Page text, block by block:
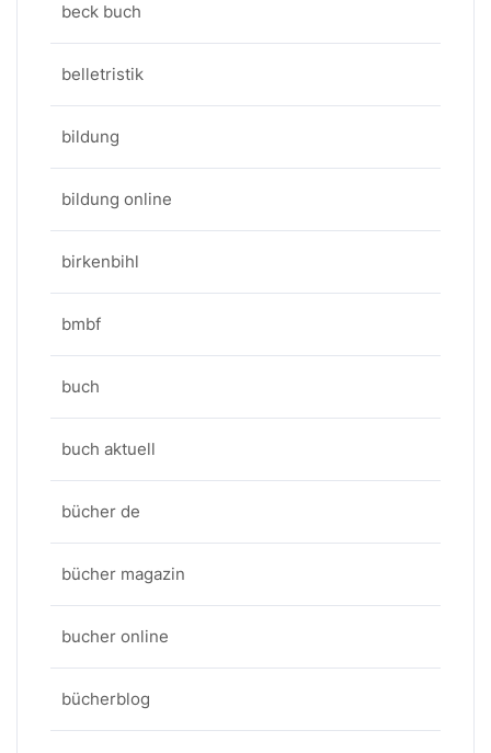
beck buch
belletristik
bildung
bildung online
birkenbihl
bmbf
buch
buch aktuell
bücher de
bücher magazin
bucher online
bücherblog